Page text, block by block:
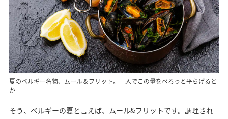
夏のベルギー名物、ムール＆フリット。一人でこの量をぺろっと平らげると
か
そう、ベルギーの夏と言えば、ムール&フリットです。調理され